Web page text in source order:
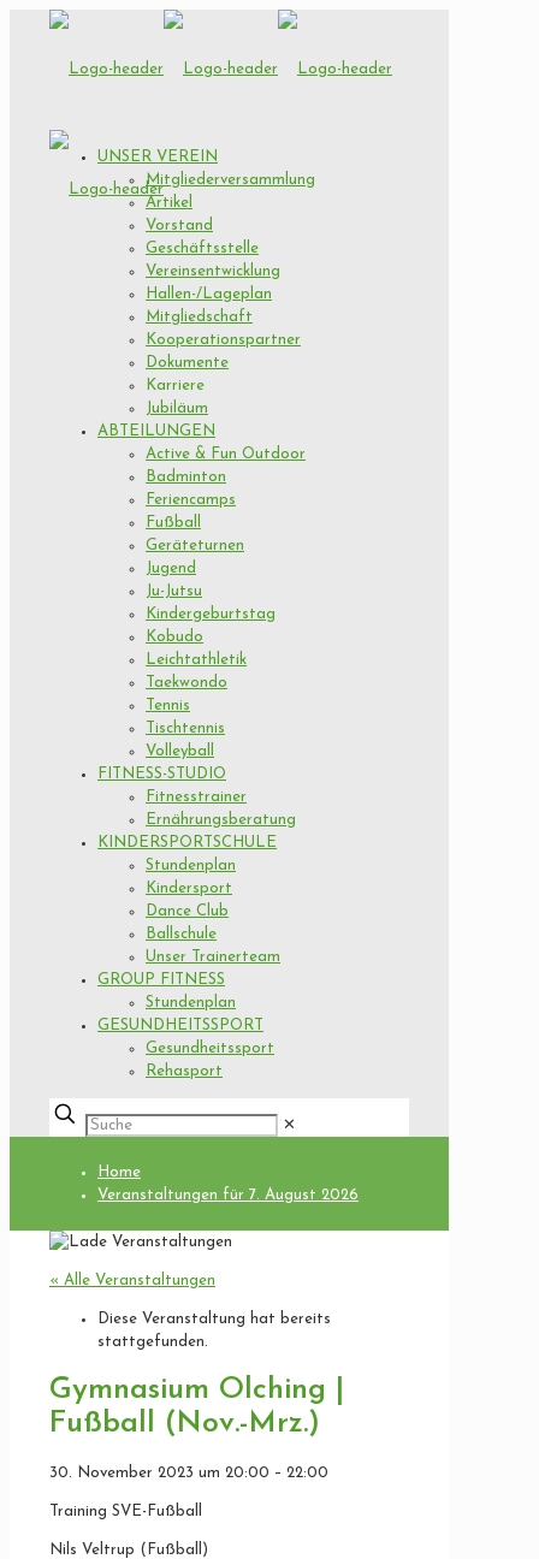
UNSER VEREIN
Mitgliederversammlung
Artikel
Vorstand
Geschäftsstelle
Vereinsentwicklung
Hallen-/Lageplan
Mitgliedschaft
Kooperationspartner
Dokumente
Karriere
Jubiläum
ABTEILUNGEN
Active & Fun Outdoor
Badminton
Feriencamps
Fußball
Geräteturnen
Jugend
Ju-Jutsu
Kindergeburtstag
Kobudo
Leichtathletik
Taekwondo
Tennis
Tischtennis
Volleyball
FITNESS-STUDIO
Fitnesstrainer
Ernährungsberatung
KINDERSPORTSCHULE
Stundenplan
Kindersport
Dance Club
Ballschule
Unser Trainerteam
GROUP FITNESS
Stundenplan
GESUNDHEITSSPORT
Gesundheitssport
Rehasport
✕
Home
Veranstaltungen für 7. August 2026
« Alle Veranstaltungen
Diese Veranstaltung hat bereits
stattgefunden.
Gymnasium Olching |
Fußball (Nov.-Mrz.)
30. November 2023 um 20:00 – 22:00
Training SVE-Fußball
Nils Veltrup (Fußball)